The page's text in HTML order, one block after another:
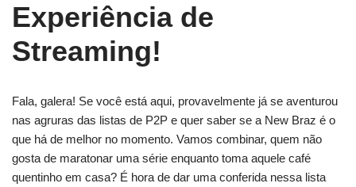
Experiência de
Streaming!
Fala, galera! Se você está aqui, provavelmente já se aventurou
nas agruras das listas de P2P e quer saber se a New Braz é o
que há de melhor no momento. Vamos combinar, quem não
gosta de maratonar uma série enquanto toma aquele café
quentinho em casa? É hora de dar uma conferida nessa lista